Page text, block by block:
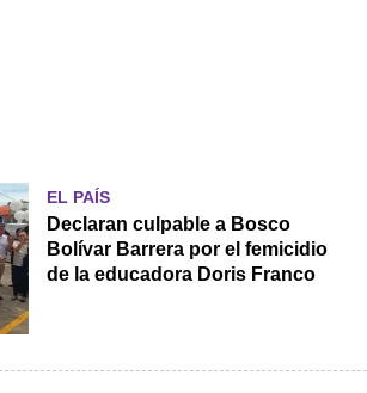
EL PAÍS
Declaran culpable a Bosco
Bolívar Barrera por el femicidio
de la educadora Doris Franco